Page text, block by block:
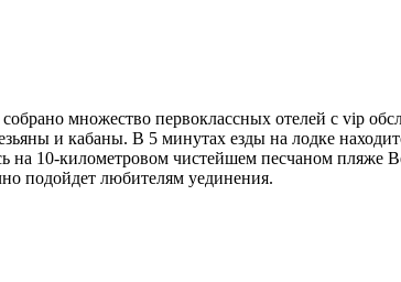
множество первоклассных отелей с vip
и кабаны. В 5 минутах езды на лодке
10-километровом чистейшем песчаном пляже
подойдет любителям уединения.